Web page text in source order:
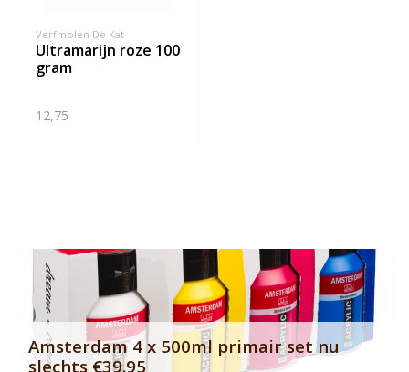
Verfmolen De Kat
ultramarijn roze 100
gram
12,75
Banner row 2
Amsterdam 4 x 500ml primair set nu
slechts €39.95